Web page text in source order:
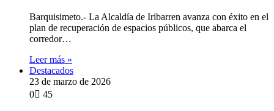
Barquisimeto.- ​La Alcaldía de Iribarren avanza con éxito en el
plan de recuperación de espacios públicos, que abarca el
corredor…
Leer más »
Destacados
23 de marzo de 2026
0
45